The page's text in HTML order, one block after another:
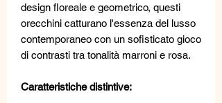
design floreale e geometrico, questi
orecchini catturano l'essenza del lusso
contemporaneo con un sofisticato gioco
di contrasti tra tonalità marroni e rosa.
Caratteristiche distintive: